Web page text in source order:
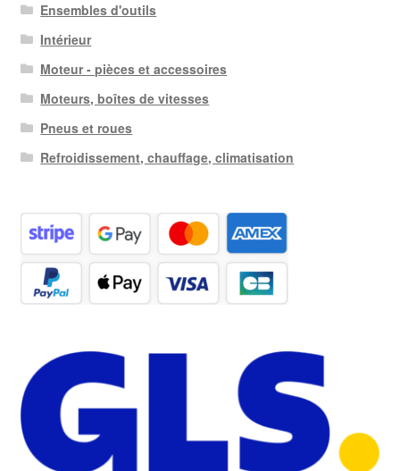
Ensembles d'outils
Intérieur
Moteur - pièces et accessoires
Moteurs, boîtes de vitesses
Pneus et roues
Refroidissement, chauffage, climatisation